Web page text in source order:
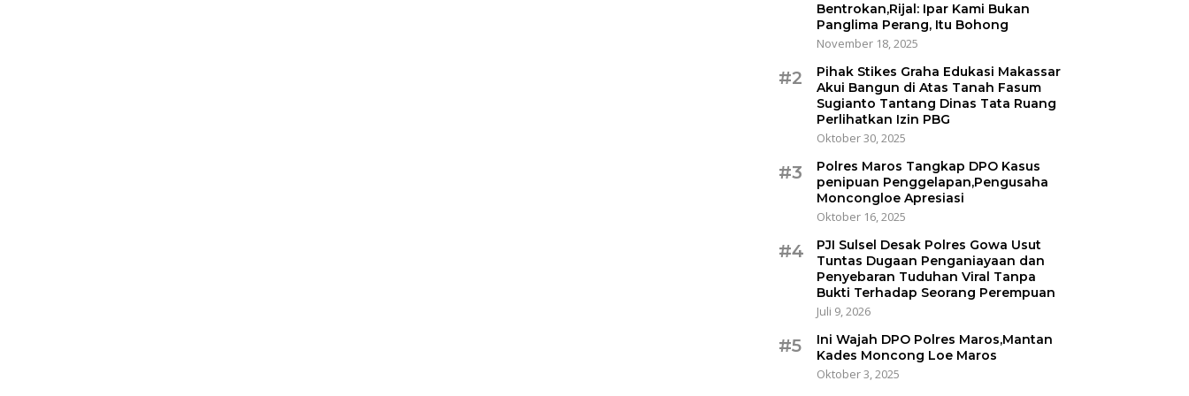
Bentrokan,Rijal: Ipar Kami Bukan
Panglima Perang, Itu Bohong
November 18, 2025
#2
Pihak Stikes Graha Edukasi Makassar
Akui Bangun di Atas Tanah Fasum
Sugianto Tantang Dinas Tata Ruang
Perlihatkan Izin PBG
Oktober 30, 2025
#3
Polres Maros Tangkap DPO Kasus
penipuan Penggelapan,Pengusaha
Moncongloe Apresiasi
Oktober 16, 2025
#4
PJI Sulsel Desak Polres Gowa Usut
Tuntas Dugaan Penganiayaan dan
Penyebaran Tuduhan Viral Tanpa
Bukti Terhadap Seorang Perempuan
Juli 9, 2026
#5
Ini Wajah DPO Polres Maros,Mantan
Kades Moncong Loe Maros
Oktober 3, 2025